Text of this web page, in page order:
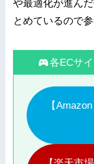
や最適化が進ん
とめているので
各ECサ
【Amazon